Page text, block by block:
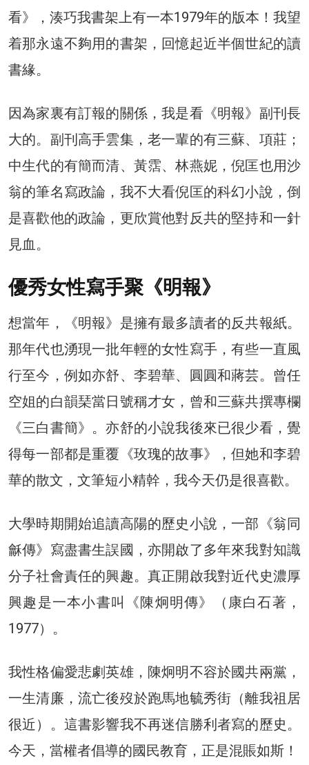
看》，湊巧我書架上有一本1979年的版本！我望
着那永遠不夠用的書架，回憶起近半個世紀的讀
書緣。
因為家裏有訂報的關係，我是看《明報》副刊長
大的。副刊高手雲集，老一輩的有三蘇、項莊；
中生代的有簡而清、黃霑、林燕妮，倪匡也用沙
翁的筆名寫政論，我不大看倪匡的科幻小說，倒
是喜歡他的政論，更欣賞他對反共的堅持和一針
見血。
優秀女性寫手聚《明報》
想當年，《明報》是擁有最多讀者的反共報紙。
那年代也湧現一批年輕的女性寫手，有些一直風
行至今，例如亦舒、李碧華、圓圓和蔣芸。曾任
空姐的白韻琹當日號稱才女，曾和三蘇共撰專欄
《三白書簡》。亦舒的小說我後來已很少看，覺
得每一部都是重覆《玫瑰的故事》，但她和李碧
華的散文，文筆短小精幹，我今天仍是很喜歡。
大學時期開始追讀高陽的歷史小說，一部《翁同
龢傳》寫盡書生誤國，亦開啟了多年來我對知識
分子社會責任的興趣。真正開啟我對近代史濃厚
興趣是一本小書叫《陳炯明傳》（康白石著，
1977）。
我性格偏愛悲劇英雄，陳炯明不容於國共兩黨，
一生清廉，流亡後歿於跑馬地毓秀街（離我祖居
很近）。這書影響我不再迷信勝利者寫的歷史。
今天，當權者倡導的國民教育，正是混賬如斯！